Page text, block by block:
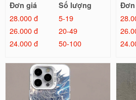
Đơn giá
Số lượng
28.000 đ
5-19
26.000 đ
20-49
24.000 đ
50-100